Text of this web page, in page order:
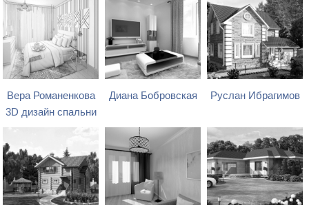
Вера Романенкова
3D дизайн спальни
Диана Бобровская Руслан Ибрагимов